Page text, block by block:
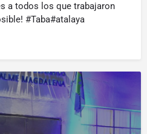
a todos los que trabajaron
#Taba#atalaya